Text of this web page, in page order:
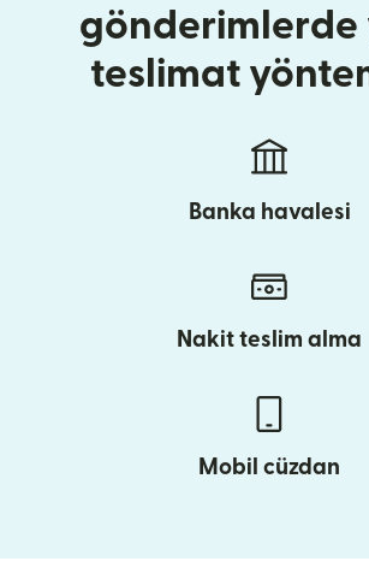
gönderimlerde
teslimat
Banka havalesi
Nakit teslim alma
Mobil cüzdan